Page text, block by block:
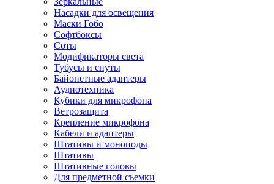
Насадки для освещения
Маски Гобо
Софтбоксы
Соты
Модификаторы света
Тубусы и снуты
Байонетные адаптеры
Аудиотехника
Кубики для микрофона
Ветрозащита
Крепление микрофона
Кабели и адаптеры
Штативы и моноподы
Штативы
Штативные головы
Для предметной съемки